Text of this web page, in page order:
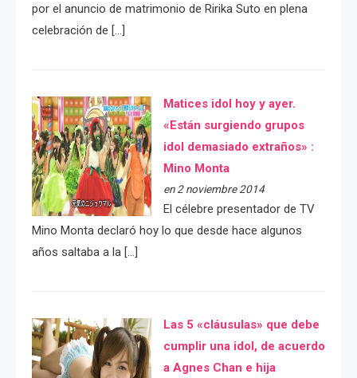
por el anuncio de matrimonio de Ririka Suto en plena
celebración de […]
Matices idol hoy y ayer.
«Están surgiendo grupos
idol demasiado extraños» :
Mino Monta
en 2 noviembre 2014
El célebre presentador de TV
Mino Monta declaró hoy lo que desde hace algunos
años saltaba a la […]
Las 5 «cláusulas» que debe
cumplir una idol, de acuerdo
a Agnes Chan e hija